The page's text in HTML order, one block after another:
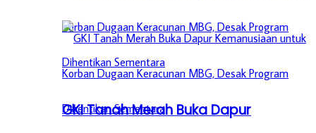
GKI Tanah Merah Buka Dapur